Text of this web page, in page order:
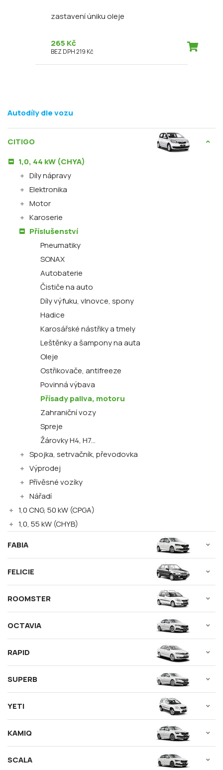
zastavení úniku oleje
265 Kč
BEZ DPH 219 Kč
Autodíly dle vozu
CITIGO
1,0, 44 kW (CHYA)
Díly nápravy
Elektronika
Motor
Karoserie
Příslušenství
Pneumatiky
SONAX
Autobaterie
Čističe na auto
Díly výfuku, vlnovce, spony
Hadice
Karosářské nástřiky a tmely
Leštěnky a šampony na auta
Oleje
Ostřikovače, antifreeze
Povinná výbava
Přísady paliva, motoru
Zahraniční vozy
Spreje
Žárovky H4, H7...
Spojka, setrvačník, převodovka
Výprodej
Přívěsné vozíky
Nářadí
1,0 CNG, 50 kW (CPGA)
1,0, 55 kW (CHYB)
FABIA
FELICIE
ROOMSTER
OCTAVIA
RAPID
SUPERB
YETI
KAMIQ
SCALA